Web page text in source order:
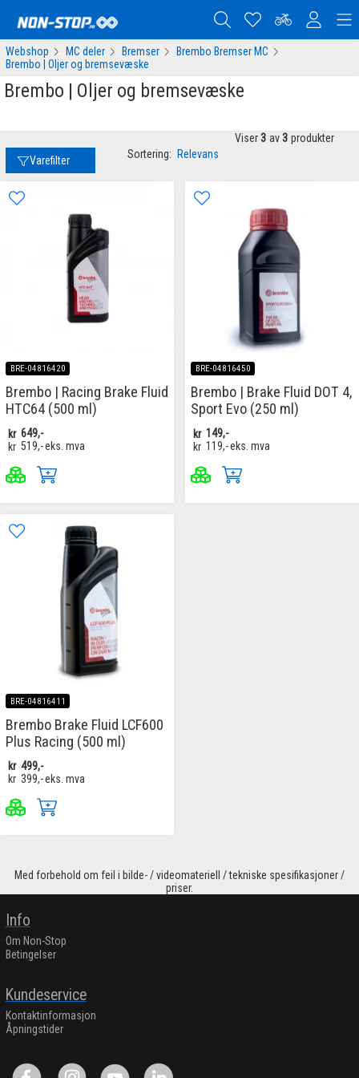
Webshop MC deler Bremser
Brembo Bremser MC
Brembo | Oljer og bremsevæske
Brembo | Oljer og bremsevæske
Varefilter Sortering: Relevans
Viser 3 av 3 produkter
BRE-04816420
Brembo | Racing Brake Fluid
HTC64 (500 ml)
kr 649,-
kr 519,-eks. mva
BRE-04816450
Brembo | Brake Fluid DOT 4,
Sport Evo (250 ml)
kr 149,-
kr 119,-eks. mva
BRE-04816411
Brembo Brake Fluid LCF600
Plus Racing (500 ml)
kr 499,-
kr 399,-eks. mva
Med forbehold om feil i bilde- / videomateriell / tekniske spesifikasjoner /
priser.
Info
Om Non-Stop
Betingelser
Kundeservice
Kontaktinformasjon
Åpningstider